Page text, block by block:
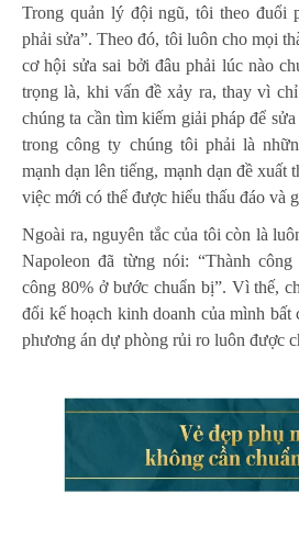
Trong quản lý đội ngũ, tôi theo đuổi
phải sửa”. Theo đó, tôi luôn cho mọi
cơ hội sửa sai bởi đâu phải lúc nào
trọng là, khi vấn đề xảy ra, thay vì
chúng ta cần tìm kiếm giải pháp để
trong công ty chúng tôi phải là
mạnh dạn lên tiếng, mạnh dạn đề xuất
việc mới có thể được hiểu thấu đáo và
Ngoài ra, nguyên tắc của tôi còn là
Napoleon đã từng nói: “Thành
công 80% ở bước chuẩn bị”. Vì thế,
đổi kế hoạch kinh doanh của mình
phương án dự phòng rủi ro luôn được